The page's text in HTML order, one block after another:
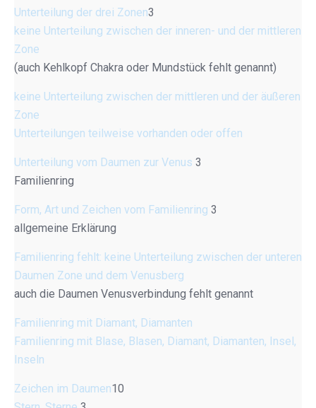
Unterteilung der drei Zonen3
keine Unterteilung zwischen der inneren- und der mittleren
Zone
(auch Kehlkopf Chakra oder Mundstück fehlt genannt)
keine Unterteilung zwischen der mittleren und der äußeren
Zone
Unterteilungen teilweise vorhanden oder offen
Unterteilung vom Daumen zur Venus 3
Familienring
Form, Art und Zeichen vom Familienring 3
allgemeine Erklärung
Familienring fehlt: keine Unterteilung zwischen der unteren
Daumen Zone und dem Venusberg
auch die Daumen Venusverbindung fehlt genannt
Familienring mit Diamant, Diamanten
Familienring mit Blase, Blasen, Diamant, Diamanten, Insel,
Inseln
Zeichen im Daumen10